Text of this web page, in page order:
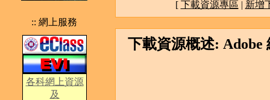
:: 網上服務
各科網上資源
及
[ 下載資源專區 | 新增
下載資源概述: Adobe